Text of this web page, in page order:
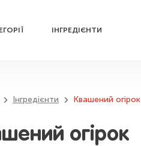
ІНГРЕДІЄНТИ
Інгредієнти Квашений огірок
огірок